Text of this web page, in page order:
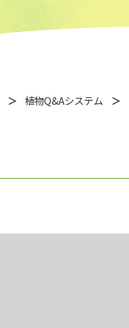
植物Q&Aシステム